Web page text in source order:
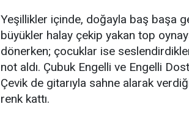
Yeşillikler içinde, doğayla baş başa
büyükler halay çekip yakan top
dönerken; çocuklar ise
not aldı. Çubuk Engelli ve Engelli
Çevik de gitarıyla sahne alarak
renk kattı.